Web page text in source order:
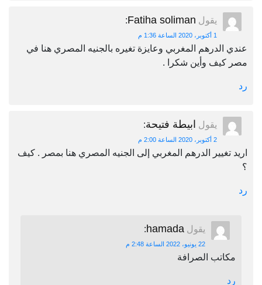
يقول Fatiha soliman
:
1 أكتوبر، 2020 الساعة 1:36 م
عندي الدرهم المغربي وعايزة تغيره بالجنيه المصري هنا في
مصر كيف وأين شكرا .
رد
يقول ابيطة فتيحة:
2 أكتوبر، 2020 الساعة 2:00 م
اريد تغيير الدرهم المغربي إلى الجنيه المصري هنا بمصر . كيف
؟
رد
يقول hamada
:
22 يونيو، 2022 الساعة 2:48 م
مكاتب الصرافة
رد